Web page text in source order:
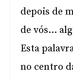
depois de
de vós…
Esta
no centro